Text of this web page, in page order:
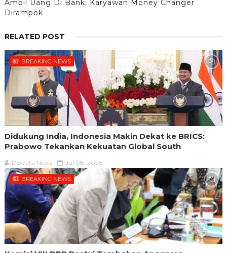
Ambil Uang Di Bank, Karyawan Money Changer
Dirampok
RELATED POST
BREAKING NEWS
Didukung India, Indonesia Makin Dekat ke BRICS:
Prabowo Tekankan Kekuatan Global South
Dewata News Jul 08, 2026
BREAKING NEWS